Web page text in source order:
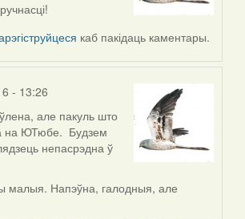
каб пакідаць каментары.
- 13:26
але пакуль што
на ЮТюбе. Будзем
непасрэдна ў
малыя. Напэўна, галодныя, але